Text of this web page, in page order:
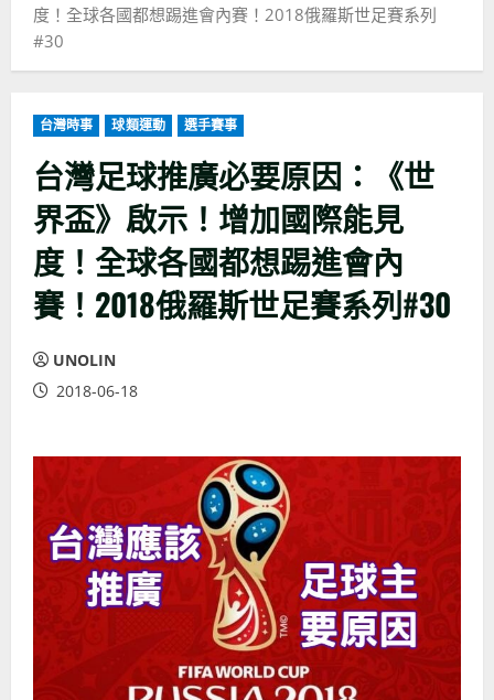
度！全球各國都想踢進會內賽！2018俄羅斯世足賽系列
#30
台灣時事 球類運動 選手賽事
台灣足球推廣必要原因：《世
界盃》啟示！增加國際能見
度！全球各國都想踢進會內
賽！2018俄羅斯世足賽系列#30
UNOLIN
2018-06-18